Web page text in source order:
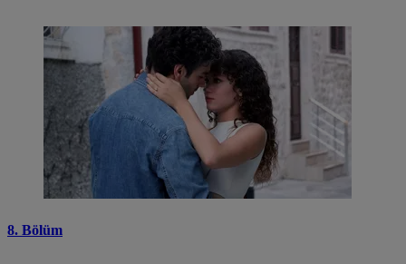
8. Bölüm